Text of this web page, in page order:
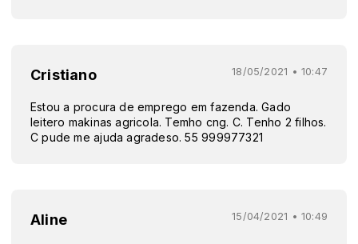
Cristiano 18/05/2021 • 10:47
Estou a procura de emprego em fazenda. Gado
leitero makinas agricola. Temho cng. C. Tenho 2 filhos.
C pude me ajuda agradeso. 55 999977321
Aline 15/04/2021 • 10:49